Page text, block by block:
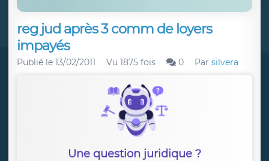
reg jud après 3 comm de loyers
impayés
Publié le 13/02/2011 Vu 1875 fois 0 Par silvera
Une question juridique ?